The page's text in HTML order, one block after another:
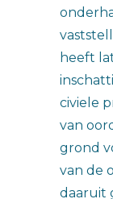
heeft
civiele
van
grond
van de
daaruit